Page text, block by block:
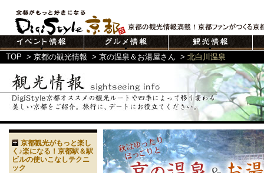
TOP > 京都の観光情報 > 京の温泉＆お湯屋さん > 北白川温泉
京都観光がもっと楽し
く♪楽になる！京都駅＆駅
ビルの使いこなしテクニ
ック